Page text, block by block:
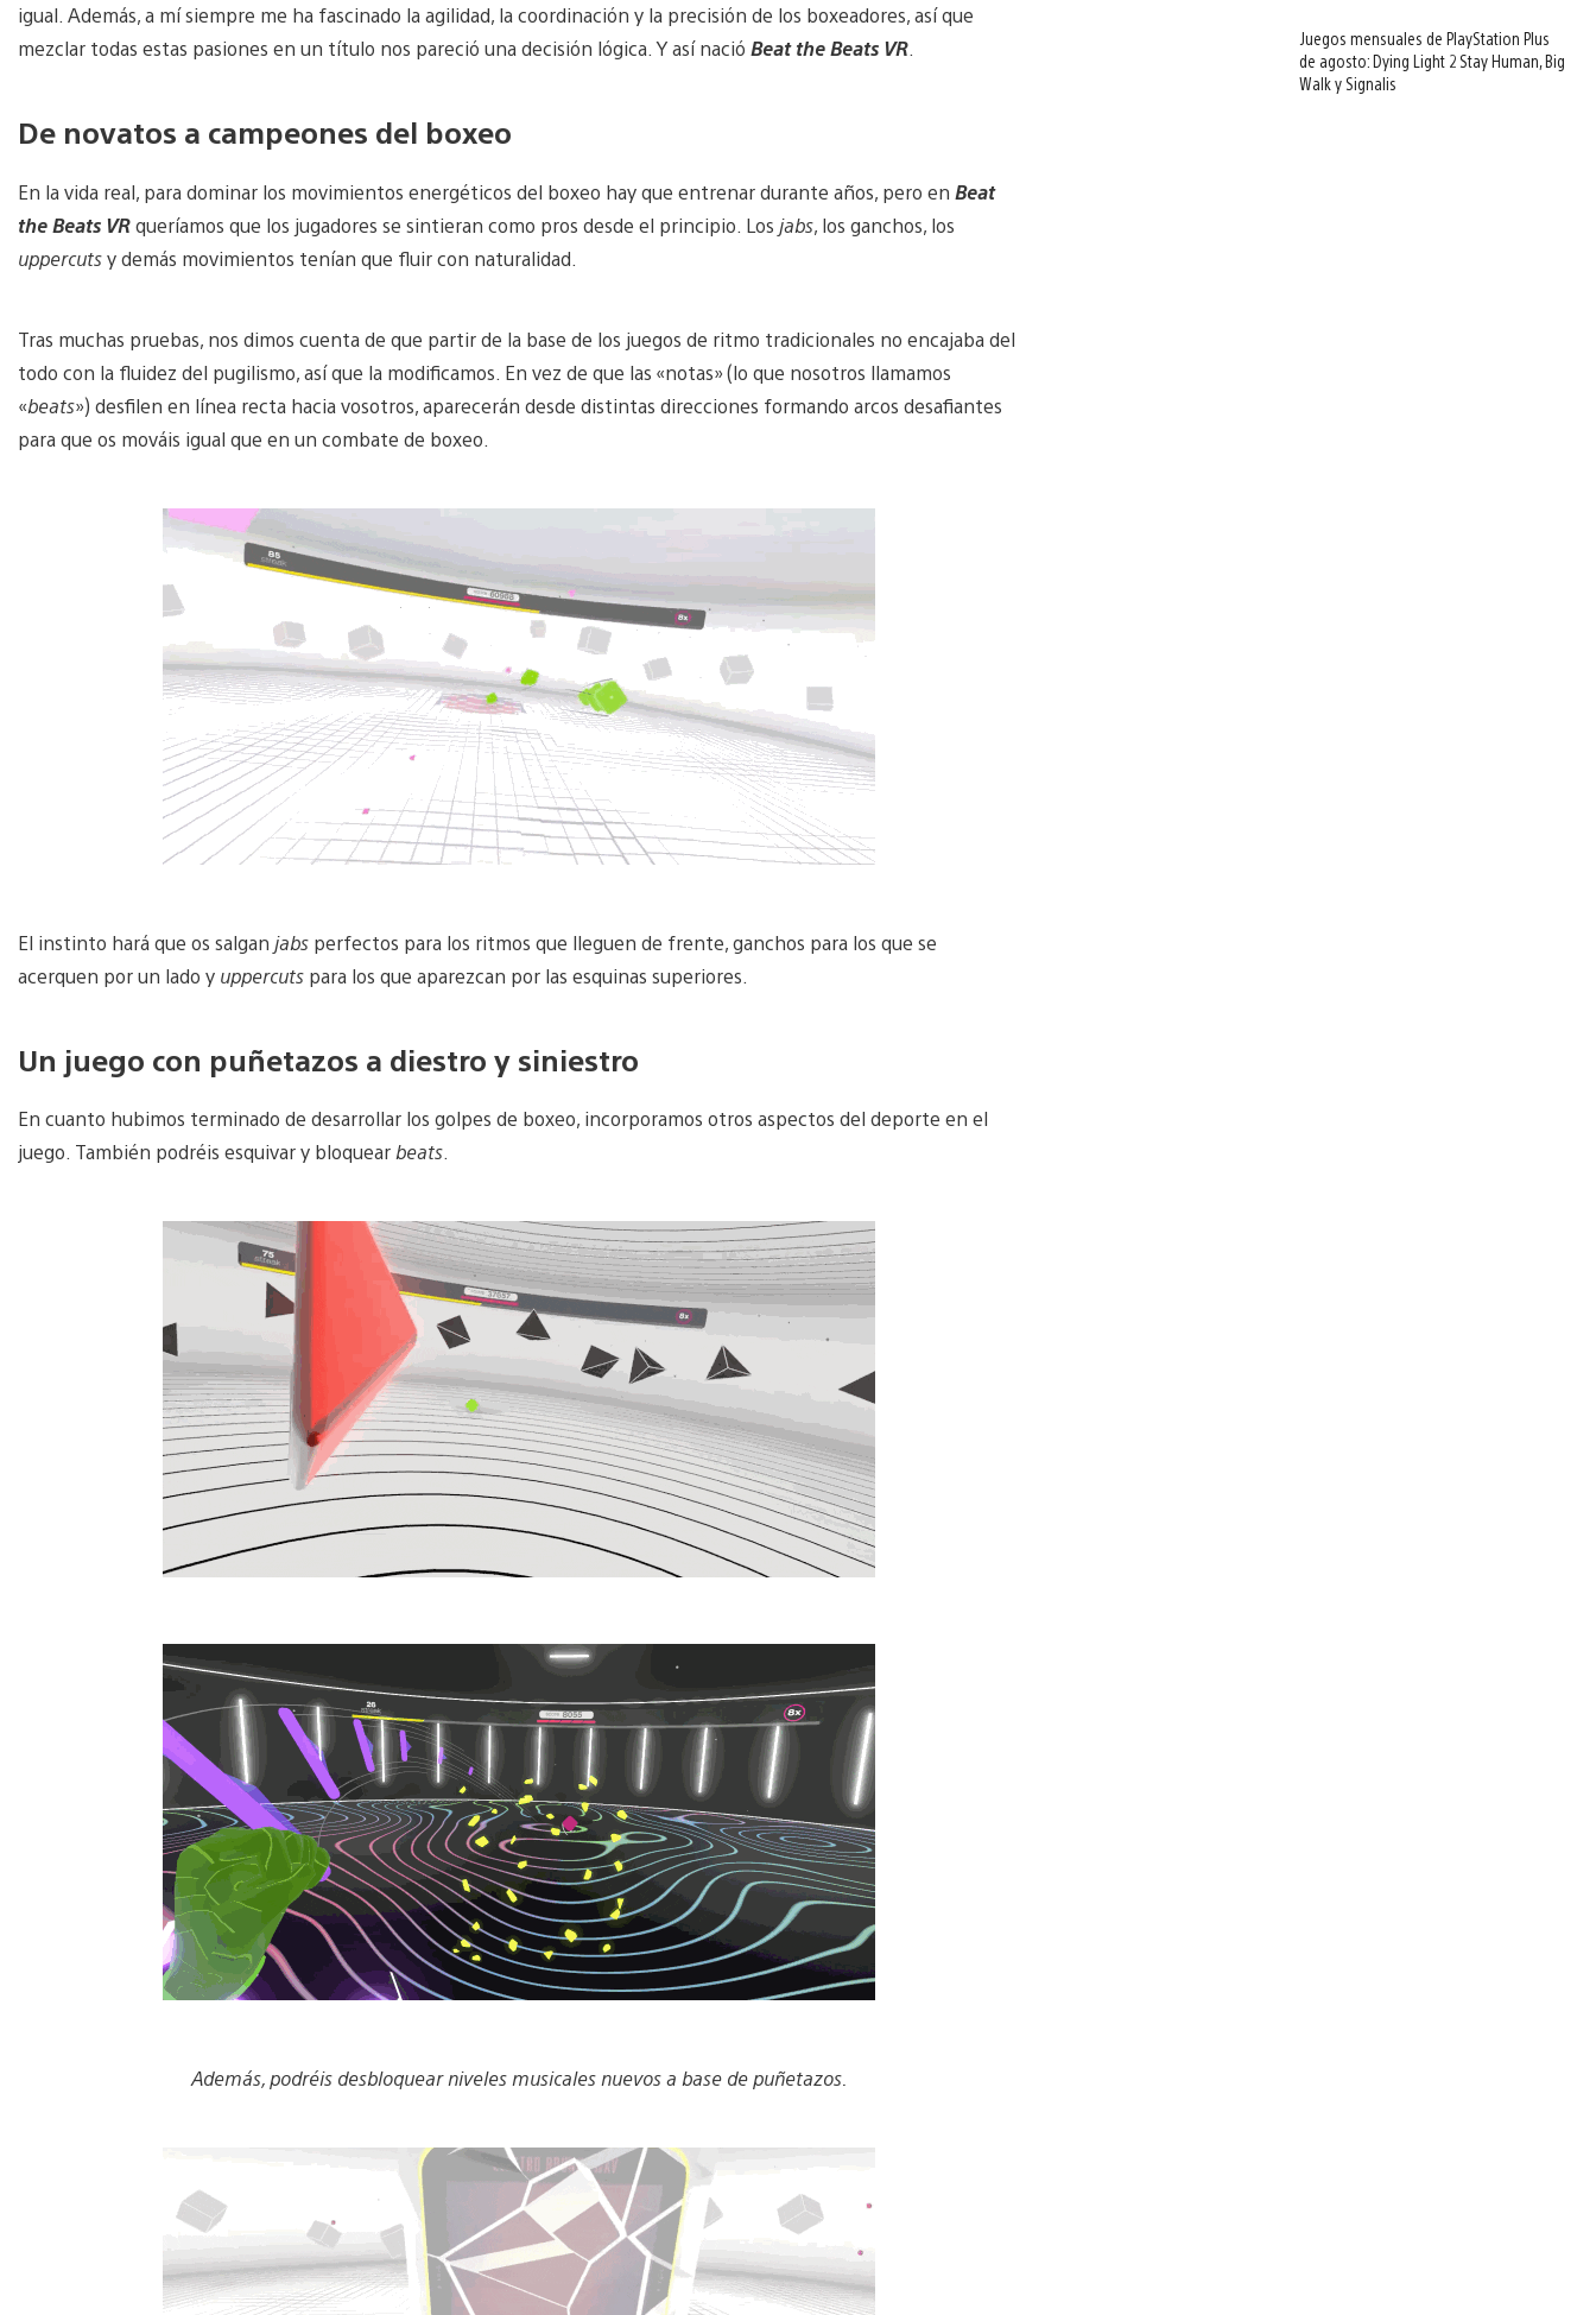
igual. Además, a mí siempre me ha fascinado la agilidad, la coordinación y la precisión de los boxeadores, así que
mezclar todas estas pasiones en un título nos pareció una decisión lógica. Y así nació Beat the Beats VR
De novatos a campeones del boxeo
En la vida real, para dominar los movimientos energéticos del boxeo hay que entrenar durante años, pero en Beat
the Beats VRqueríamos que los jugadores se sintieran como pros desde el principio. Los jabs, los ganchos, los
uppercutsy demás movimientos tenían que fluir con naturalidad.
Tras muchas pruebas, nos dimos cuenta de que partir de la base de los juegos de ritmo tradicionales no encajaba del
todo con la fluidez del pugilismo, así que la modificamos. En vez de que las «notas» (lo que nosotros llamamos
«beats») desfilen en línea recta hacia vosotros, aparecerán desde distintas direcciones formando arcos desafiantes
para que os mováis igual que en un combate de boxeo.
El instinto hará que os salgan jabs perfectos para los ritmos que lleguen de frente, ganchos para los que se
acerquen por un lado y uppercuts para los que aparezcan por las esquinas superiores.
Un juego con puñetazos a diestro y siniestro
En cuanto hubimos terminado de desarrollar los golpes de boxeo, incorporamos otros aspectos del deporte en el
juego. También podréis esquivar y bloquearbeats.
Además, podréis desbloquear niveles musicales nuevos a base de puñetazos.
Juegos mensuales de PlayStation Plus
de agosto: Dying Light 2 Stay Human, Big
Walk y Signalis